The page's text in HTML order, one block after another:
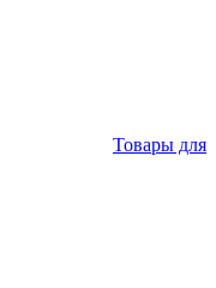
Товары для